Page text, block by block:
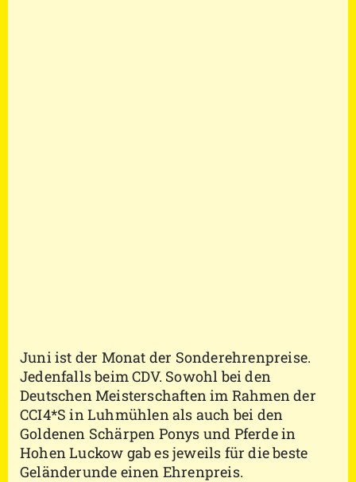
Juni ist der Monat der Sonderehrenpreise.
Jedenfalls beim CDV. Sowohl bei den
Deutschen Meisterschaften im Rahmen der
CCI4*S in Luhmühlen als auch bei den
Goldenen Schärpen Ponys und Pferde in
Hohen Luckow gab es jeweils für die beste
Geländerunde einen Ehrenpreis.